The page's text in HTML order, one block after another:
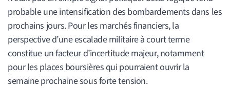
probable une intensification des bombardements dans les
prochains jours. Pour les marchés financiers, la
perspective d’une escalade militaire à court terme
constitue un facteur d’incertitude majeur, notamment
pour les places boursières qui pourraient ouvrir la
semaine prochaine sous forte tension.